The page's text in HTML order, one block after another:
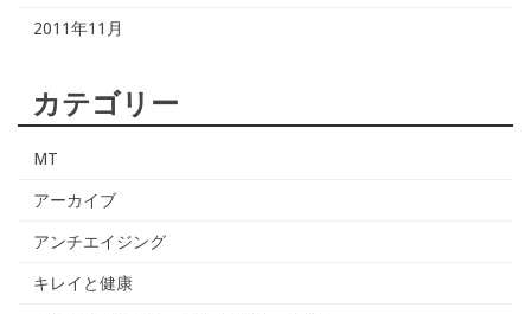
2011年11月
カテゴリー
MT
アーカイブ
アンチエイジング
キレイと健康